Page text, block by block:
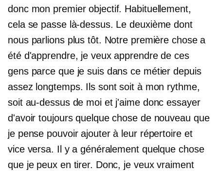
donc mon premier objectif. Habituellement,
cela se passe là-dessus. Le deuxième dont
nous parlions plus tôt. Notre première chose a
été d'apprendre, je veux apprendre de ces
gens parce que je suis dans ce métier depuis
assez longtemps. Ils sont soit à mon rythme,
soit au-dessus de moi et j'aime donc essayer
d'avoir toujours quelque chose de nouveau que
je pense pouvoir ajouter à leur répertoire et
vice versa. Il y a généralement quelque chose
que je peux en tirer. Donc, je veux vraiment